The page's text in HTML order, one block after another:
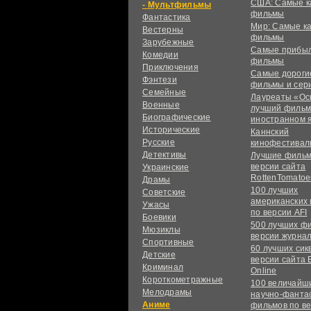
Мультфильмы
Фантастика
Вестерны
Зарубежные
Комедии
Приключения
Фэнтези
Семейные
Военные
Биографические
Исторические
Русские
Детективы
Украинские
Драмы
Советские
Ужасы
Боевики
Мюзиклы
Спортивные
Детские
Криминал
Короткометражные
Мелодрамы
Аниме
США: Самые
фильмы
Мир: Самые
фильмы
Самые
фильмы
Самые
фильмы и
Лауреаты
лучший
иностранном
Каннский
Лучшие
версии сайта
100 лучших
американских
по версии AFI
500 лучших
версии
60 лучших
версии сайта
Online
100
научно-
фильмов по